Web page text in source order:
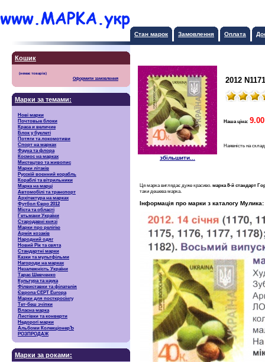
Стан марок Замовлення Оплата
Кошик
Оформити замовлення
Марки за темами:
Нові марки
Почтовые блоки
Краса и величие
Блок у буклеті
Потяги та локомотиви
Спорт на марках
Фауна та флора
Космос на марках
Мистецтво та живопис
Марки літаків
Русскiй воєнний корабль
Кораблі та вітрильники
Марка на марці
Автомобілі та транспорт
Архітектура на марках
Футбол Євро 2012
Міста та області
Гетьмани України
Стародавні князі
Марки про релігію
Армія козаків
Народний одяг
Новий Рік та свята
Стандартні марки
Казки та мультфільми
Нагороди на марках
Незалежність України
Тарас Шевченко
Культура та наука
Філвиставки та філателія
Європа CEPT Europa
Марки для посткросінгу
Тет-беш зчіпки
Власна марка
Листівки та конверти
Недорогі марки
Альбоми КолекціонерЪ
РОЗПРОДАЖ
Марки за роками:
збільшити...
2012
Наша ціна:
Наявність на
Ця марка виглядає дуже красиво. марка 8-й стандарт
таки дешева марка.
Інформація про марки з каталогу Мулика: